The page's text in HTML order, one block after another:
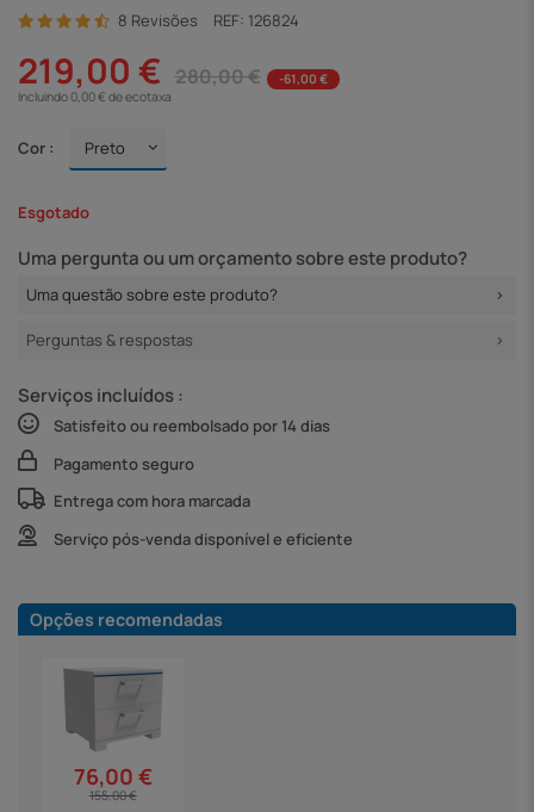
8 Revisões REF: 126824
219,00 € 280,00 €
-61,00 €
Incluindo 0,00 € de ecotaxa
Cor :
Esgotado
Uma pergunta ou um orçamento sobre este produto?
Uma questão sobre este produto?
Perguntas & respostas
Serviços incluídos :
Satisfeito ou reembolsado por 14 dias
Pagamento seguro
Entrega com hora marcada
Serviço pós-venda disponível e eficiente
Opções recomendadas
76,00 €
155,00 €